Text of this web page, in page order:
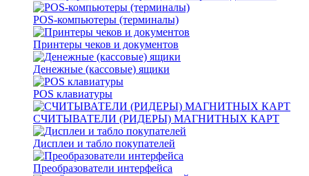
POS-компьютеры (терминалы)
Принтеры чеков и документов
Денежные (кассовые) ящики
POS клавиатуры
СЧИТЫВАТЕЛИ (РИДЕРЫ) МАГНИТНЫХ КАРТ
Дисплеи и табло покупателей
Преобразователи интерфейса